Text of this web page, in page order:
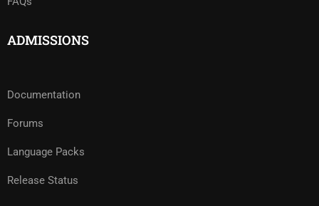
ADMISSIONS
Documentation
Forums
Language Packs
Release Status